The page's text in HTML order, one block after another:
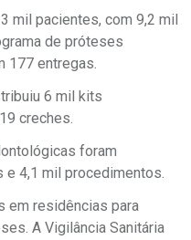
mil pacientes, com 9,2 mil
de próteses
177 entregas.
6 mil kits
creches.
foram
4,1 mil procedimentos.
em residências para
A Vigilância Sanitária